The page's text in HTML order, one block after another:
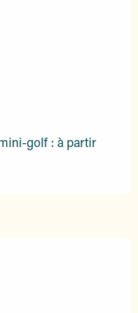
golf : à partir